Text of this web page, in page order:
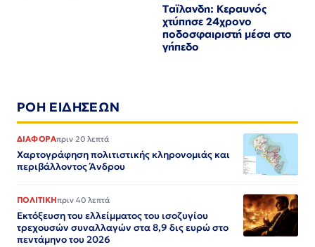
Ταϊλανδη: Κεραυνός
χτύπησε 24χρονο
ποδοσφαιριστή μέσα στο
γήπεδο
ΡΟΗ ΕΙΔΗΣΕΩΝ
ΔΙΑΦΟΡΑπριν 20 λεπτά
Χαρτογράφηση πολιτιστικής κληρονομιάς και
περιβάλλοντος Άνδρου
ΠΟΛΙΤΙΚΗπριν 40 λεπτά
Εκτόξευση του ελλείμματος του ισοζυγίου
τρεχουσών συναλλαγών στα 8,9 δις ευρώ στο
πεντάμηνο του 2026